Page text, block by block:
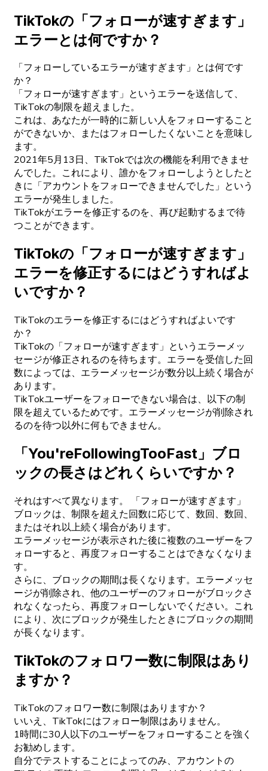
TikTokの「フォローが速すぎます」
エラーとは何ですか？
「フォローしているエラーが速すぎます」とは何です
か？
「フォローが速すぎます」というエラーを送信して、
TikTokの制限を超えました。
これは、あなたが一時的に新しい人をフォローすること
ができないか、またはフォローしたくないことを意味し
ます。
2021年5月13日、TikTokでは次の機能を利用できませ
んでした。これにより、誰かをフォローしようとしたと
きに「アカウントをフォローできませんでした」という
エラーが発生しました。
TikTokがエラーを修正するのを、再び起動するまで待
つことができます。
TikTokの「フォローが速すぎます」
エラーを修正するにはどうすればよ
いですか？
TikTokのエラーを修正するにはどうすればよいです
か？
TikTokの「フォローが速すぎます」というエラーメッ
セージが修正されるのを待ちます。エラーを受信した回
数によっては、エラーメッセージが数分以上続く場合が
あります。
TikTokユーザーをフォローできない場合は、以下の制
限を超えているためです。エラーメッセージが削除され
るのを待つ以外に何もできません。
「You'reFollowingTooFast」ブロ
ックの長さはどれくらいですか？
それはすべて異なります。 「フォローが速すぎます」
ブロックは、制限を超えた回数に応じて、数回、数回、
またはそれ以上続く場合があります。
エラーメッセージが表示された後に複数のユーザーをフ
ォローすると、再度フォローすることはできなくなりま
す。
さらに、ブロックの期間は長くなります。エラーメッセ
ージが削除され、他のユーザーのフォローがブロックさ
れなくなったら、再度フォローしないでください。これ
により、次にブロックが発生したときにブロックの期間
が長くなります。
TikTokのフォロワー数に制限はあり
ますか？
TikTokのフォロワー数に制限はありますか？
いいえ、TikTokにはフォロー制限はありません。
1時間に30人以下のユーザーをフォローすることを強く
お勧めします。
自分でテストすることによってのみ、アカウントの